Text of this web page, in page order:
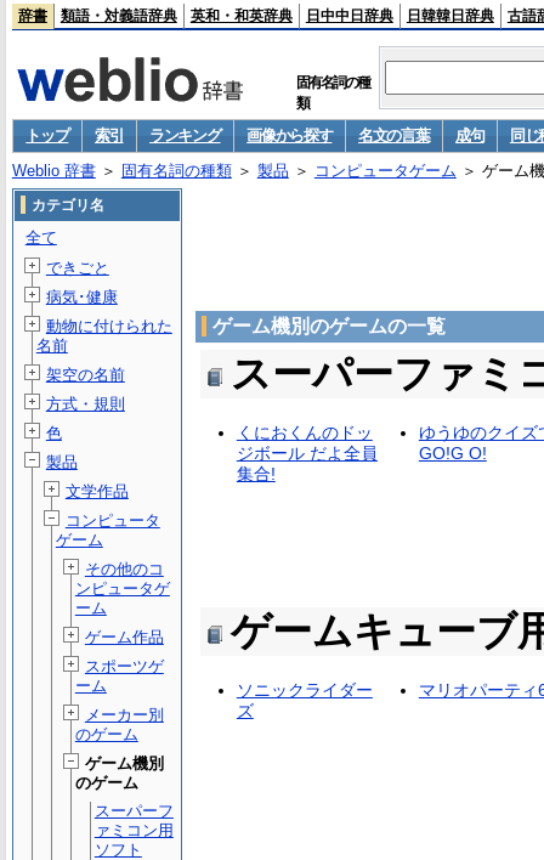
辞書 類語・対義語辞典 英和・和英辞典 日中中日辞典 日韓韓日辞典 古語
固有名詞の種
類
トップ 索引 ランキング 画像から探す 名文の言葉 成句
同じ
Weblio 辞書＞ 固有名詞の種類＞ 製品 ＞ コンピュータゲーム ＞ ゲーム
ゲーム機別のゲームの一覧
スーパーファミ
くにおくんのドッ
ジボール だよ全員
集合!
ゆうゆのクイズ
GO!G O!
ゲームキューブ
ソニックライダー
ズ
マリオパーティ
カテゴリ名
全て
できごと
病気･健康
動物に付けられた
名前
架空の名前
方式・規則
色
製品
文学作品
コンピュータ
ゲーム
その他のコ
ンピュータゲ
ーム
ゲーム作品
スポーツゲ
ーム
メーカー別
のゲーム
ゲーム機別
のゲーム
スーパーフ
ァミコン用
ソフト